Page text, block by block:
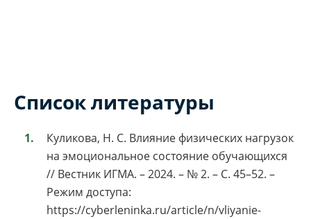
Список литературы
Куликова, Н. С. Влияние физических нагрузок
на эмоциональное состояние обучающихся
// Вестник ИГМА. – 2024. – № 2. – С. 45–52. –
Режим доступа:
https://cyberleninka.ru/article/n/vliyanie-